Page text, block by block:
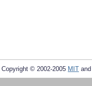
Copyright © 2002-2005 MIT